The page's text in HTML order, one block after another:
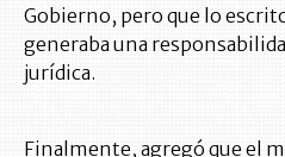
Gobierno, pero que lo
generaba una
jurídica.
Finalmente, agregó que el